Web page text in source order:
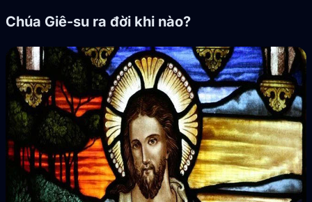
Chúa Giê-su ra đời khi nào?